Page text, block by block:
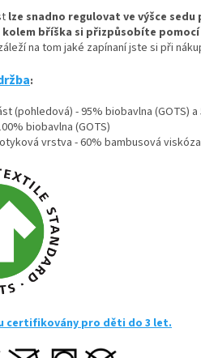
lze snadno regulovat ve výšce
bříška si přizpůsobíte
na tom jaké zapínaní jste si při
:
(pohledová) - 95% biobavlna (GOTS)
biobavlna (GOTS)
vrstva - 60% bambusová
certifikovány pro děti do 3 let.